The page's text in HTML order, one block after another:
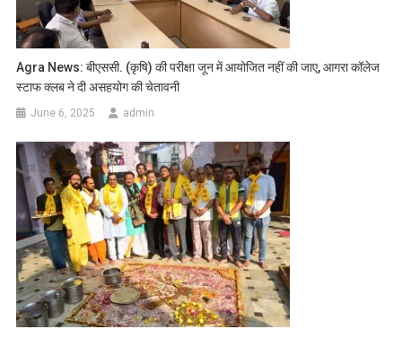
Agra News: बीएससी. (कृषि) की परीक्षा जून में आयोजित नहीं की जाए, आगरा कॉलेज
स्टाफ क्लब ने दी असहयोग की चेतावनी
June 6, 2025 admin